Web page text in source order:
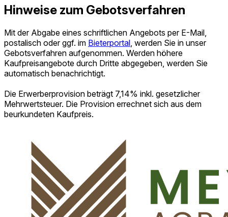
Hinweise zum Gebotsverfahren
Mit der Abgabe eines schriftlichen Angebots per E-Mail,
postalisch oder ggf. im Bieterportal, werden Sie in unser
Gebotsverfahren aufgenommen. Werden höhere
Kaufpreisangebote durch Dritte abgegeben, werden Sie
automatisch benachrichtigt.
Die Erwerberprovision beträgt 7,14% inkl. gesetzlicher
Mehrwertsteuer. Die Provision errechnet sich aus dem
beurkundeten Kaufpreis.